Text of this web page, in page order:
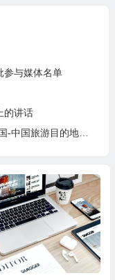
参与媒体名单
的讲话
目的地全球推介行动”